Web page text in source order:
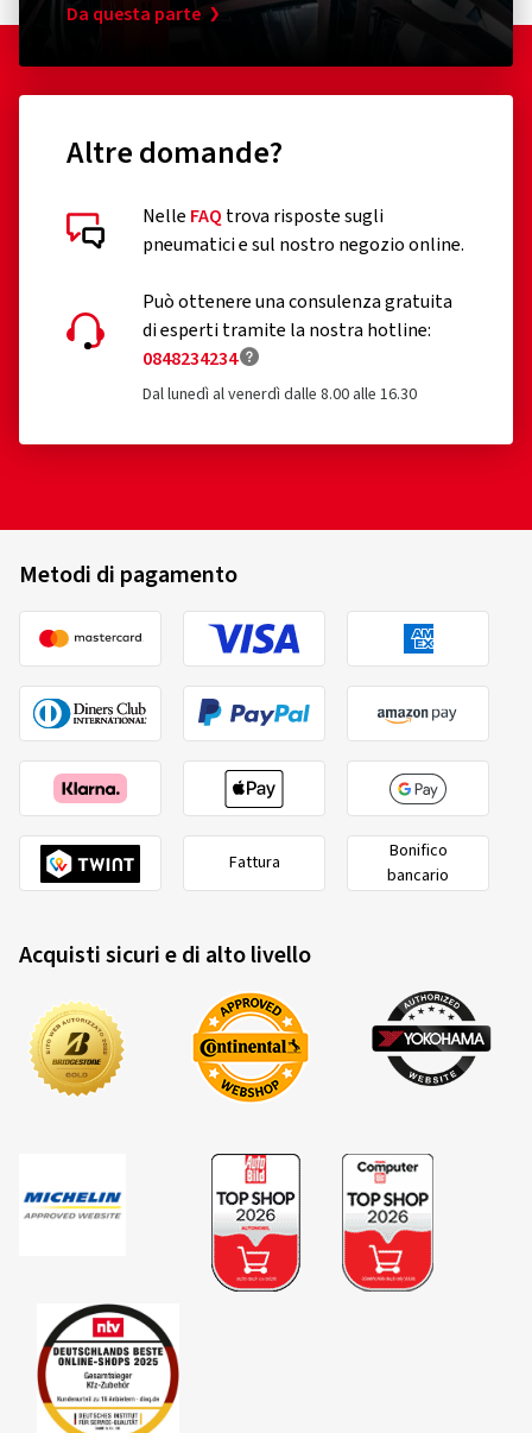
Da questa parte
Altre domande?
Nelle FAQ trova risposte sugli
pneumatici e sul nostro negozio online.
Può ottenere una consulenza gratuita
di esperti tramite la nostra hotline:
0848234234
Dal lunedì al venerdì dalle 8.00 alle 16.30
Metodi di pagamento
Fattura
Bonifico
bancario
Acquisti sicuri e di alto livello